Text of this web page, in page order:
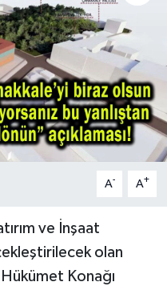
A- A+
ve İnşaat
olan
Konağı